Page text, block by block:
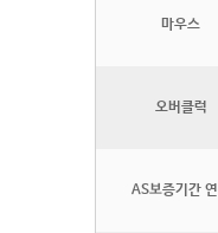
마우스
오버클럭
AS보증기간